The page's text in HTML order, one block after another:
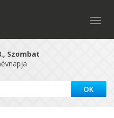
Szombat